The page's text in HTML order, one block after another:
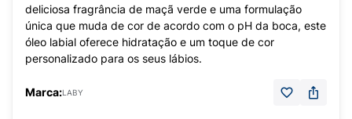
deliciosa fragrância de maçã verde e uma formulação
única que muda de cor de acordo com o pH da boca, este
óleo labial oferece hidratação e um toque de cor
personalizado para os seus lábios.
Marca:LABY